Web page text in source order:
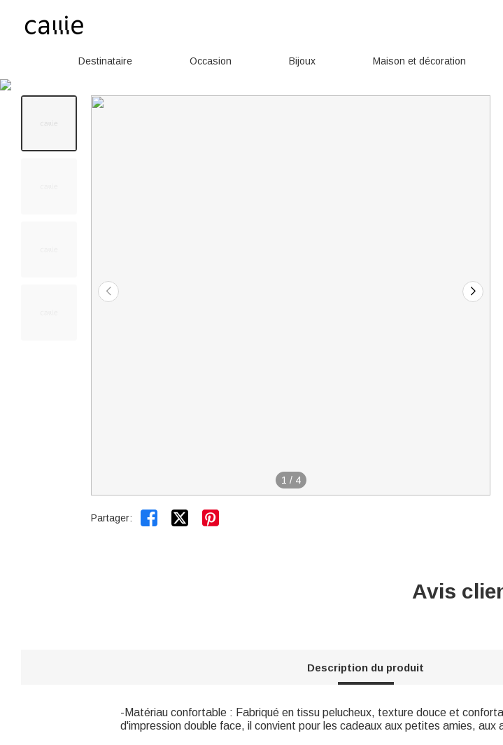
Destinataire Occasion Bijoux Maison et décoration
1 / 4
Partager:  
Avis
Description du produit
-Matériau confortable : Fabriqué en tissu pelucheux, texture douce et
d'impression double face, il convient pour les cadeaux aux petites amies, aux